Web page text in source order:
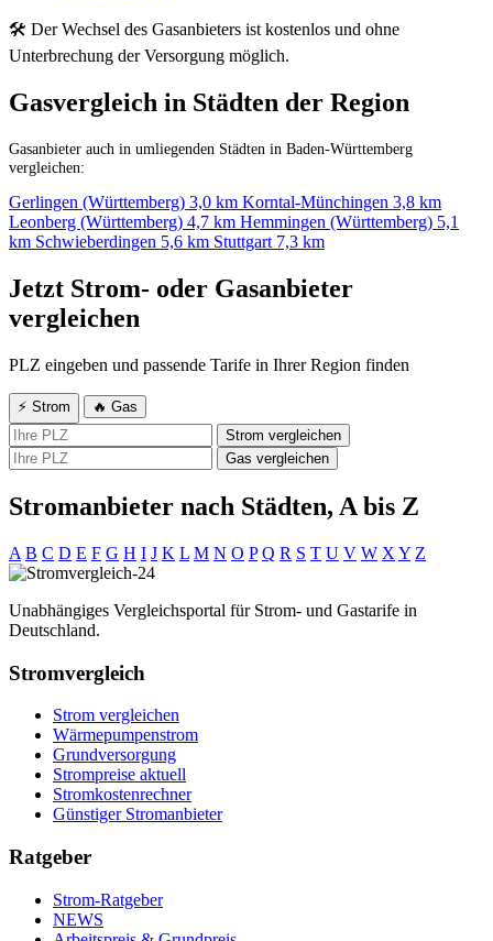
🛠 Der Wechsel des Gasanbieters ist kostenlos und ohne
Unterbrechung der Versorgung möglich.
Gasvergleich in Städten der Region
Gasanbieter auch in umliegenden Städten in Baden-Württemberg
vergleichen:
Gerlingen (Württemberg) 3,0 km Korntal-Münchingen 3,8 km
Leonberg (Württemberg) 4,7 km Hemmingen (Württemberg) 5,1
km Schwieberdingen 5,6 km Stuttgart 7,3 km
Jetzt Strom- oder Gasanbieter
vergleichen
PLZ eingeben und passende Tarife in Ihrer Region finden
⚡ Strom
🔥 Gas
Strom vergleichen
Gas vergleichen
Stromanbieter nach Städten, A bis Z
A B C D E F G H I J K L M N O P Q R S T U V W X Y Z
Unabhängiges Vergleichsportal für Strom- und Gastarife in
Deutschland.
Stromvergleich
Strom vergleichen
Wärmepumpenstrom
Grundversorgung
Strompreise aktuell
Stromkostenrechner
Günstiger Stromanbieter
Ratgeber
Strom-Ratgeber
NEWS